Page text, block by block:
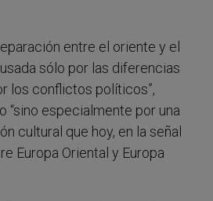
entre el oriente y el
sólo por las diferencias
los conflictos políticos”,
“sino especialmente por una
cultural que hoy, en la señal
Europa Oriental y Europa